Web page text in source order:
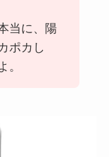
当に、陽
ポカし
。